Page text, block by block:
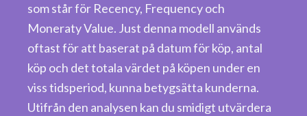
som står för Recency, Frequency och
Moneraty Value. Just denna modell används
oftast för att baserat på datum för köp, antal
köp och det totala värdet på köpen under en
viss tidsperiod, kunna betygsätta kunderna.
Utifrån den analysen kan du smidigt utvärdera